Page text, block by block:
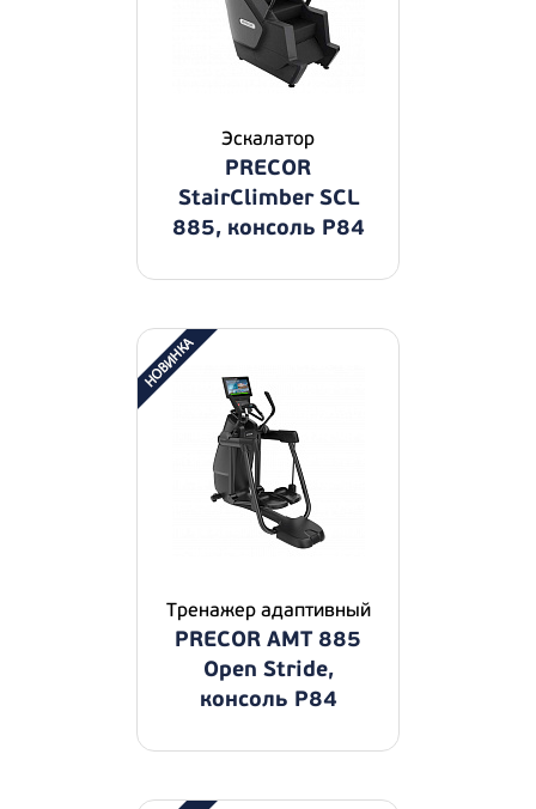
Эскалатор
PRECOR
StairClimber SCL
885, консоль P84
Тренажер адаптивный
PRECOR AMT 885
Open Stride,
консоль P84